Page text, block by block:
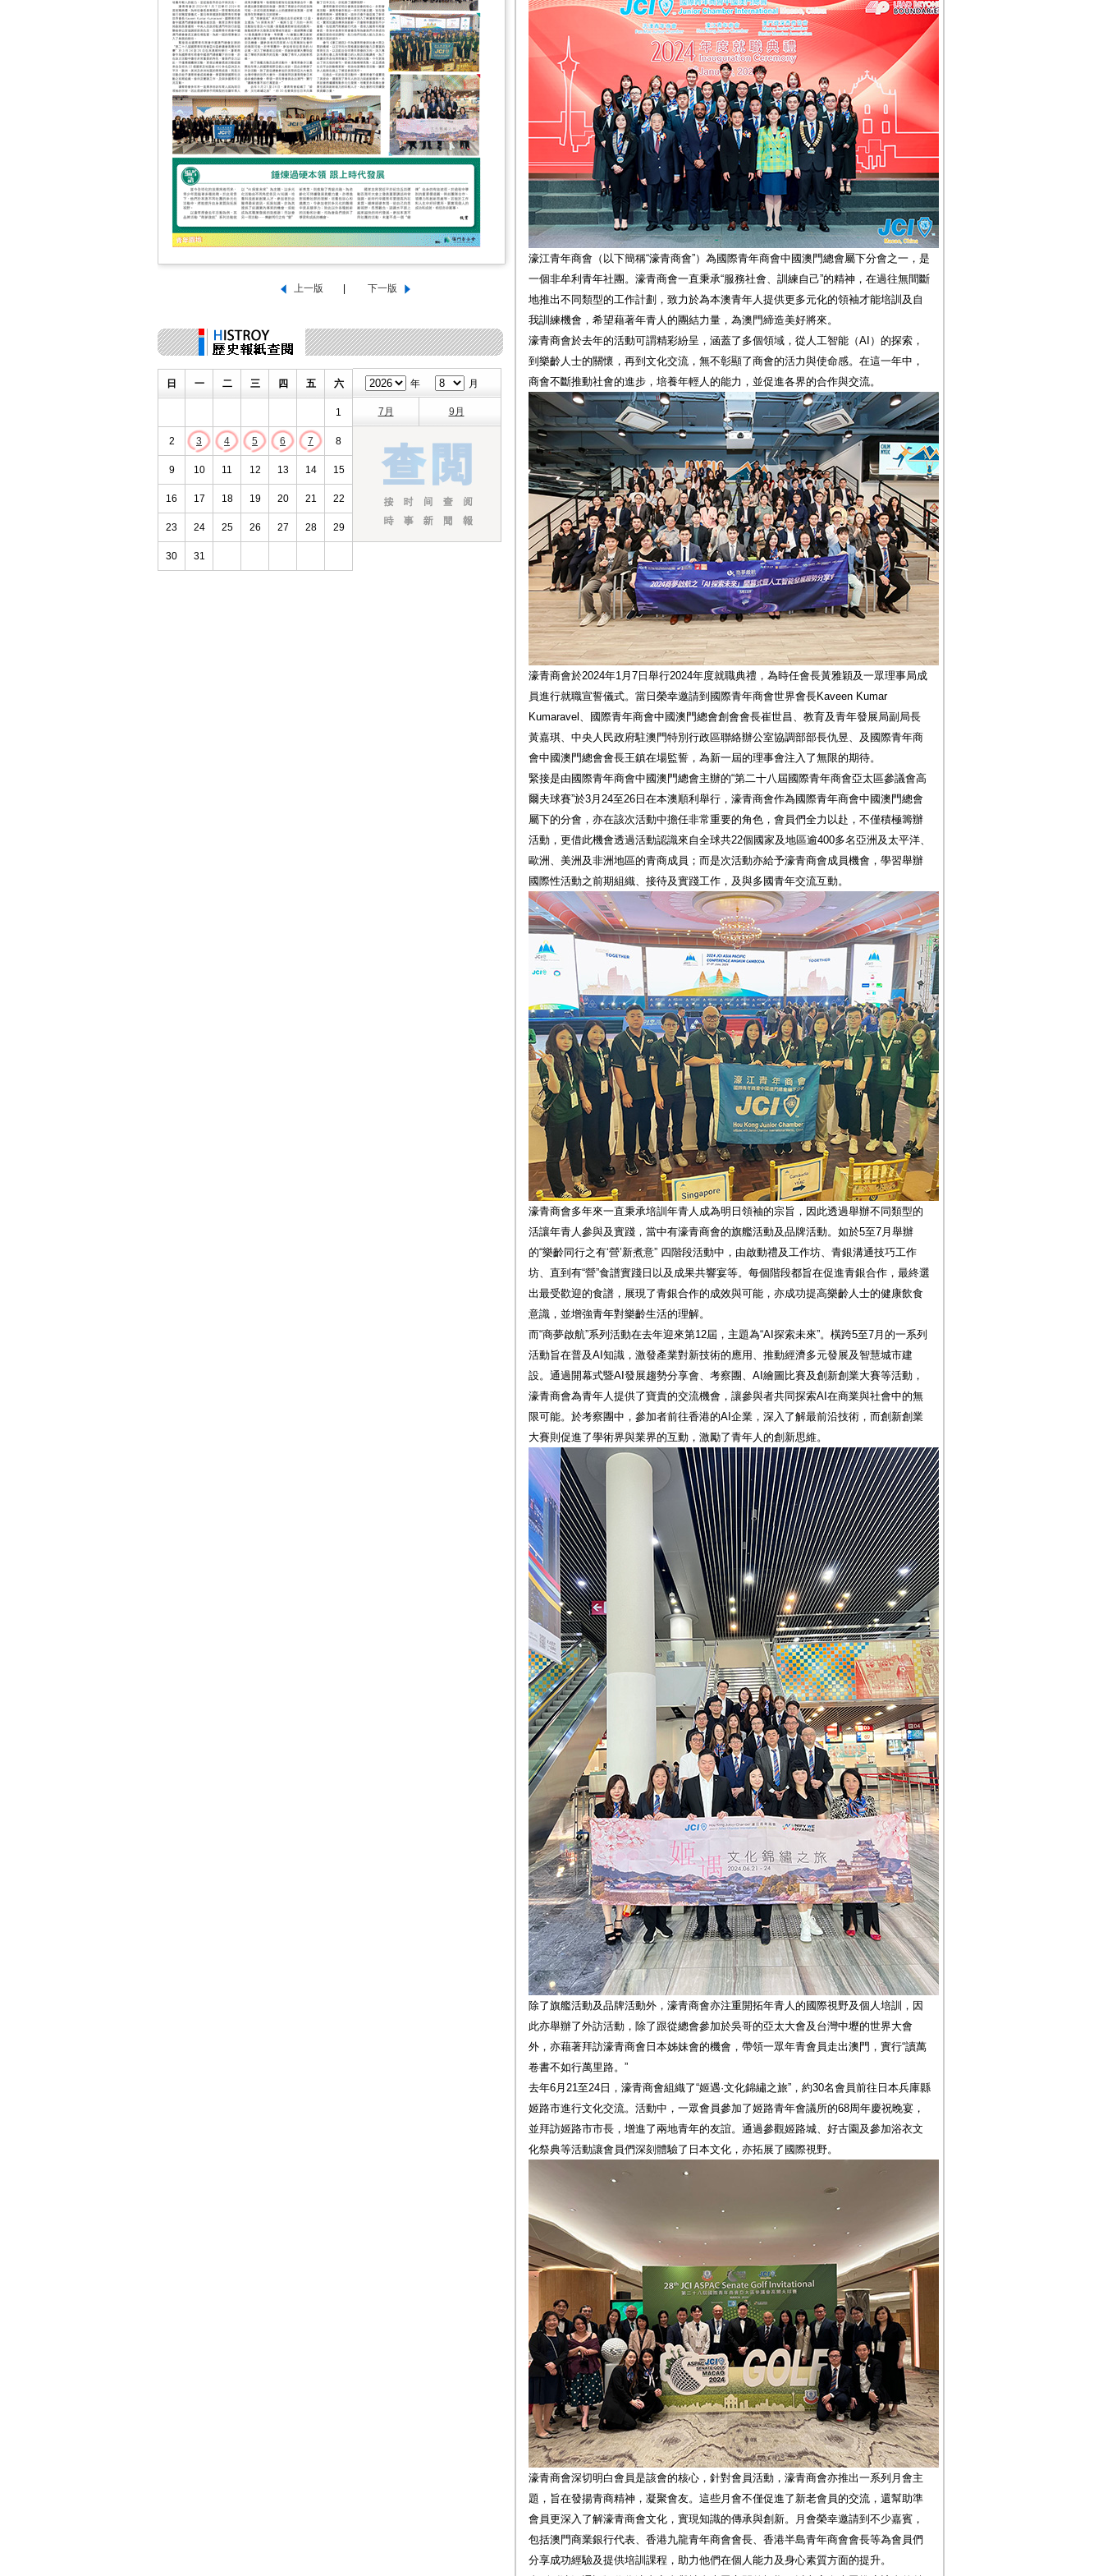
日 一 二 三 四 五 六
1
2 3 4 5 6 7 8
9 10 11 12 13 14 15
16 17 18 19 20 21 22
23 24 25 26 27 28 29
30 31
年 月
7月 9月
濠江青年商會（以下簡稱“濠青商會”）為國際青年商會中國澳門總會屬下分會之一，是
一個非牟利青年社團。濠青商會一直秉承“服務社會、訓練自己”的精神，在過往無間斷
地推出不同類型的工作計劃，致力於為本澳青年人提供更多元化的領袖才能培訓及自
我訓練機會，希望藉著年青人的團結力量，為澳門締造美好將來。
濠青商會於去年的活動可謂精彩紛呈，涵蓋了多個領域，從人工智能（AI）的探索，
到樂齡人士的關懷，再到文化交流，無不彰顯了商會的活力與使命感。在這一年中，
商會不斷推動社會的進步，培養年輕人的能力，並促進各界的合作與交流。
濠青商會於2024年1月7日舉行2024年度就職典禮，為時任會長黃雅穎及一眾理事局成
員進行就職宣誓儀式。當日榮幸邀請到國際青年商會世界會長Kaveen Kumar
Kumaravel、國際青年商會中國澳門總會創會會長崔世昌、教育及青年發展局副局長
黃嘉琪、中央人民政府駐澳門特別行政區聯絡辦公室協調部部長仇昱、及國際青年商
會中國澳門總會會長王鎮在場監誓，為新一屆的理事會注入了無限的期待。
緊接是由國際青年商會中國澳門總會主辦的“第二十八屆國際青年商會亞太區參議會高
爾夫球賽”於3月24至26日在本澳順利舉行，濠青商會作為國際青年商會中國澳門總會
屬下的分會，亦在該次活動中擔任非常重要的角色，會員們全力以赴，不僅積極籌辦
活動，更借此機會透過活動認識來自全球共22個國家及地區逾400多名亞洲及太平洋、
歐洲、美洲及非洲地區的青商成員；而是次活動亦給予濠青商會成員機會，學習舉辦
國際性活動之前期組織、接待及實踐工作，及與多國青年交流互動。
濠青商會多年來一直秉承培訓年青人成為明日領袖的宗旨，因此透過舉辦不同類型的
活讓年青人參與及實踐，當中有濠青商會的旗艦活動及品牌活動。如於5至7月舉辦
的“樂齡同行之有‘營’新煮意” 四階段活動中，由啟動禮及工作坊、青銀溝通技巧工作
坊、直到有“營”食譜實踐日以及成果共響宴等。每個階段都旨在促進青銀合作，最終選
出最受歡迎的食譜，展現了青銀合作的成效與可能，亦成功提高樂齡人士的健康飲食
意識，並增強青年對樂齡生活的理解。
而“商夢啟航”系列活動在去年迎來第12屆，主題為“AI探索未來”。橫跨5至7月的一系列
活動旨在普及AI知識，激發產業對新技術的應用、推動經濟多元發展及智慧城市建
設。通過開幕式暨AI發展趨勢分享會、考察團、AI繪圖比賽及創新創業大賽等活動，
濠青商會為青年人提供了寶貴的交流機會，讓參與者共同探索AI在商業與社會中的無
限可能。於考察團中，參加者前往香港的AI企業，深入了解最前沿技術，而創新創業
大賽則促進了學術界與業界的互動，激勵了青年人的創新思維。
除了旗艦活動及品牌活動外，濠青商會亦注重開拓年青人的國際視野及個人培訓，因
此亦舉辦了外訪活動，除了跟從總會參加於吳哥的亞太大會及台灣中壢的世界大會
外，亦藉著拜訪濠青商會日本姊妹會的機會，帶領一眾年青會員走出澳門，實行“讀萬
卷書不如行萬里路。”
去年6月21至24日，濠青商會組織了“姬遇·文化錦繡之旅”，約30名會員前往日本兵庫縣
姬路市進行文化交流。活動中，一眾會員參加了姬路青年會議所的68周年慶祝晚宴，
並拜訪姬路市市長，增進了兩地青年的友誼。通過參觀姬路城、好古園及參加浴衣文
化祭典等活動讓會員們深刻體驗了日本文化，亦拓展了國際視野。
濠青商會深切明白會員是該會的核心，針對會員活動，濠青商會亦推出一系列月會主
題，旨在發揚青商精神，凝聚會友。這些月會不僅促進了新老會員的交流，還幫助準
會員更深入了解濠青商會文化，實現知識的傳承與創新。月會榮幸邀請到不少嘉賓，
包括澳門商業銀行代表、香港九龍青年商會會長、香港半島青年商會會長等為會員們
分享成功經驗及提供培訓課程，助力他們在個人能力及身心素質方面的提升。